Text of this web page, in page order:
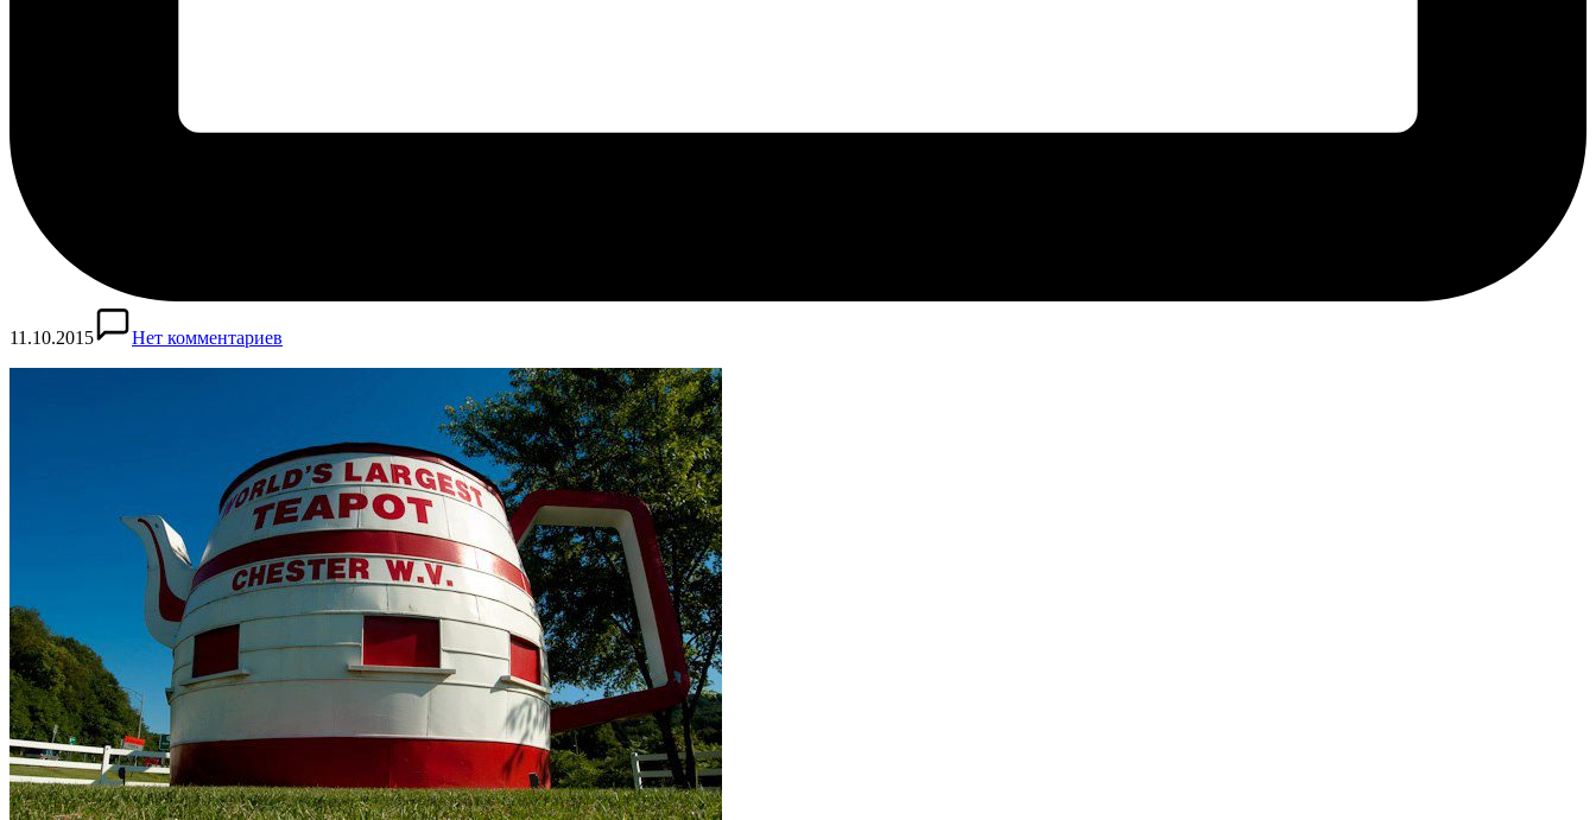
11.10.2015 Нет комментариев